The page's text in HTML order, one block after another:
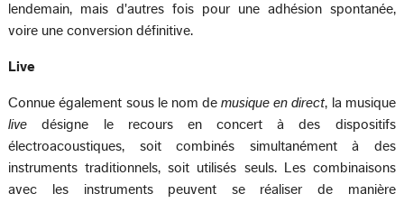
lendemain, mais d'autres fois pour une adhésion spontanée,
voire une conversion définitive.
Live
Connue également sous le nom demusique en direct, la musique
live désigne le recours en concert à des dispositifs
électroacoustiques, soit combinés simultanément à des
instruments traditionnels, soit utilisés seuls. Les combinaisons
avec les instruments peuvent se réaliser de manière